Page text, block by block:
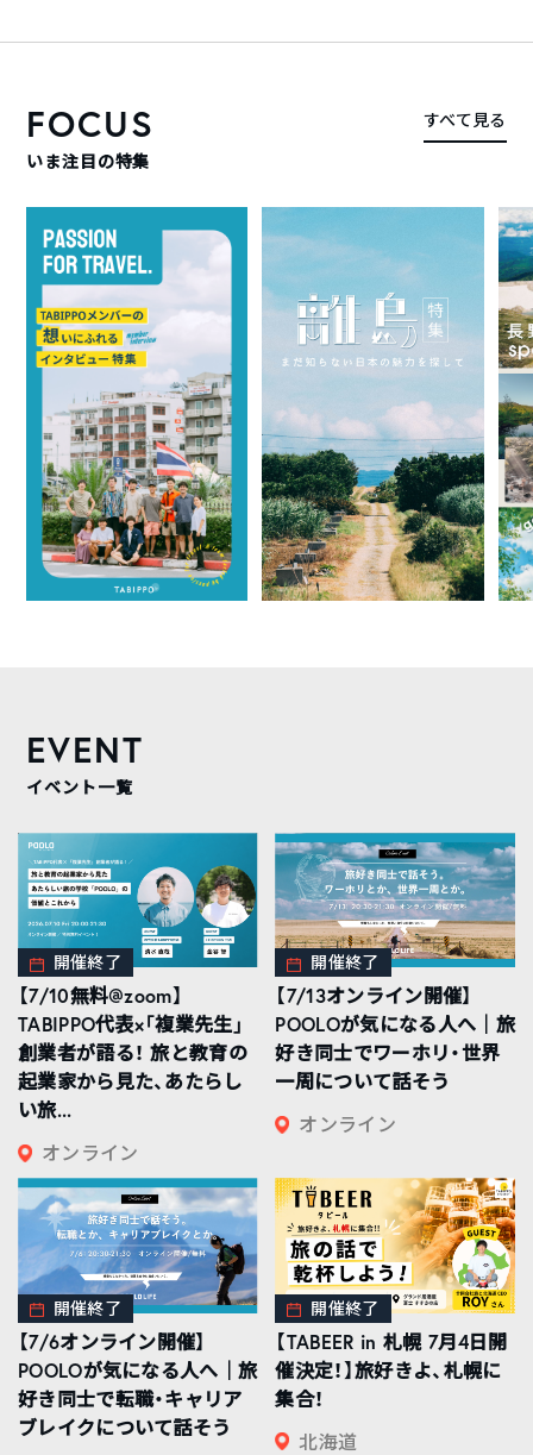
FOCUS
いま注目の特集
すべて見る
EVENT
イベント一覧
開催終了
【7/10無料@zoom】
TABIPPO代表×「複業先生」
創業者が語る！ 旅と教育の
起業家から見た、あたらし
い旅...
オンライン
開催終了
【7/13オンライン開催】
POOLOが気になる人へ｜旅
好き同士でワーホリ・世界
一周について話そう
オンライン
開催終了
【7/6オンライン開催】
POOLOが気になる人へ｜旅
好き同士で転職・キャリア
ブレイクについて話そう
開催終了
【TABEER in 札幌 7月4日開
催決定！】旅好きよ、札幌に
集合！
北海道